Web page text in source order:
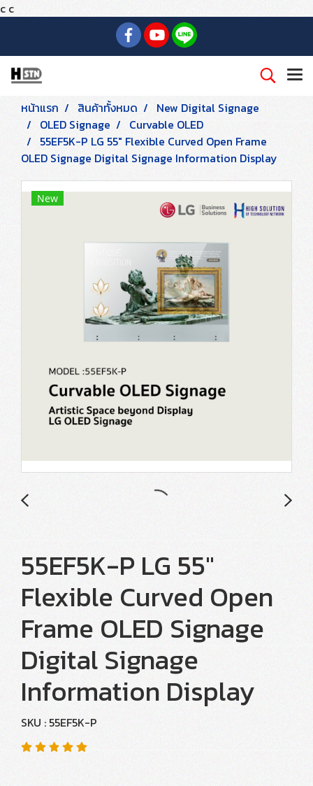
c c
หน้าแรก สินค้าทั้งหมด
New Digital Signage
OLED Signage
Curvable OLED
55EF5K-P LG 55" Flexible Curved Open Frame
OLED Signage Digital Signage Information Display
New
55EF5K-P LG 55"
Flexible Curved Open
Frame OLED Signage
Digital Signage
Information Display
SKU : 55EF5K-P